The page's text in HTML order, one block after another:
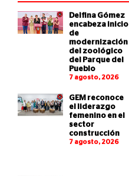
Delfina Gómez
encabeza inicio
de
modernización
del zoológico
del Parque del
Pueblo
7 agosto, 2026
GEM reconoce
el liderazgo
femenino en el
sector
construcción
7 agosto, 2026